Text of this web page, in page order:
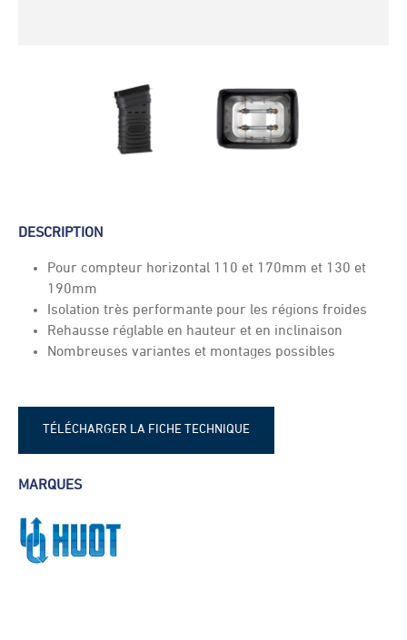
DESCRIPTION
Pour compteur horizontal 110 et 170mm et 130 et
190mm
Isolation très performante pour les régions froides
Rehausse réglable en hauteur et en inclinaison
Nombreuses variantes et montages possibles
TÉLÉCHARGER LA FICHE TECHNIQUE
MARQUES